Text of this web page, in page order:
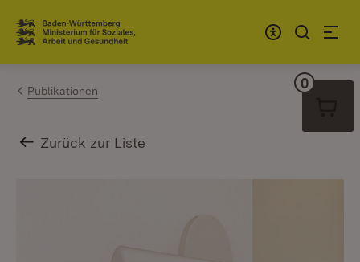
Zum Inhalt springen
Link zur Startseite
Publikationen
Zurück zur Liste
0